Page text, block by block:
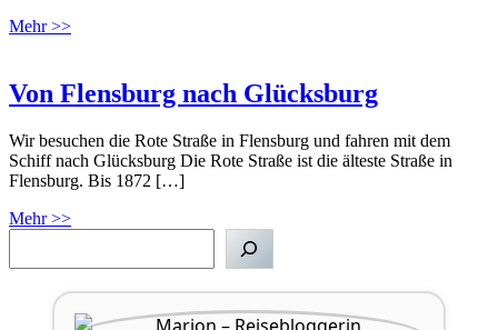
Mehr >>
Von Flensburg nach Glücksburg
Wir besuchen die Rote Straße in Flensburg und fahren mit dem
Schiff nach Glücksburg Die Rote Straße ist die älteste Straße in
Flensburg. Bis 1872 […]
Mehr >>